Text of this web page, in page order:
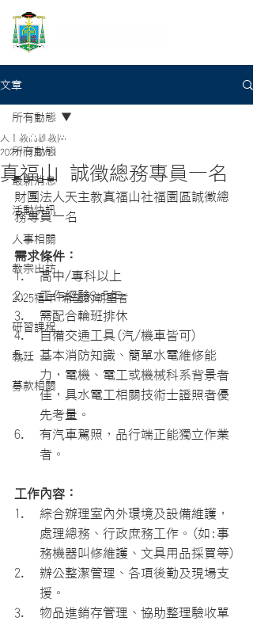
文章
所有動態
最新消息
活動快訊
人事相關
教宗出訪
2025禧年-希望的朝聖者
研習課程
教廷
募款相關
所有動態
真福山 誠徵總務專員一名
天主教高雄教區
2024年2月7日
財團法人天主教真福山社福園區誠徵總
務專員一名
需求條件：
高中/專科以上
工作經驗3-5年
需配合輪班排休
自備交通工具(汽/機車皆可)
基本消防知識、簡單水電維修能
力，電機、電工或機械科系背景者
佳，具水電工相關技術士證照者優
先考量。
有汽車駕照，品行端正能獨立作業
者。
工作內容：
綜合辦理室內外環境及設備維護，
處理總務、行政庶務工作。 (如:事
務機器叫修維護、文具用品採買等)
辦公整潔管理、各項後勤及現場支
援。
物品進銷存管理、協助整理驗收單